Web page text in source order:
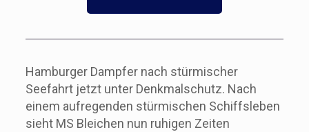
Hamburger Dampfer nach stürmischer
Seefahrt jetzt unter Denkmalschutz. Nach
einem aufregenden stürmischen Schiffsleben
sieht MS Bleichen nun ruhigen Zeiten